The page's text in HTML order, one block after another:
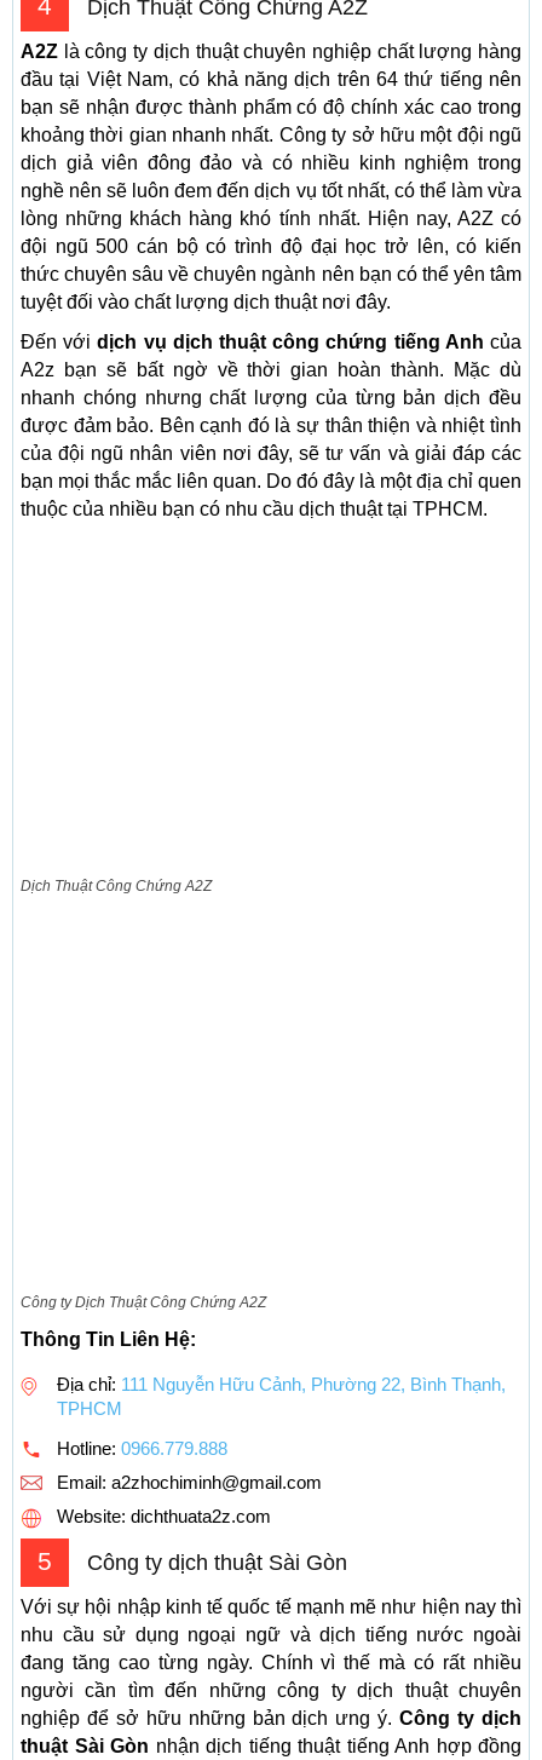
4 Dịch Thuật Công Chứng A2Z
A2Z là công ty dịch thuật chuyên nghiệp chất lượng hàng
đầu tại Việt Nam, có khả năng dịch trên 64 thứ tiếng nên
bạn sẽ nhận được thành phẩm có độ chính xác cao trong
khoảng thời gian nhanh nhất. Công ty sở hữu một đội ngũ
dịch giả viên đông đảo và có nhiều kinh nghiệm trong
nghề nên sẽ luôn đem đến dịch vụ tốt nhất, có thể làm vừa
lòng những khách hàng khó tính nhất. Hiện nay, A2Z có
đội ngũ 500 cán bộ có trình độ đại học trở lên, có kiến
thức chuyên sâu về chuyên ngành nên bạn có thể yên tâm
tuyệt đối vào chất lượng dịch thuật nơi đây.
Đến vớidịch vụ dịch thuật công chứng tiếng Anh của
A2z bạn sẽ bất ngờ về thời gian hoàn thành. Mặc dù
nhanh chóng nhưng chất lượng của từng bản dịch đều
được đảm bảo. Bên cạnh đó là sự thân thiện và nhiệt tình
của đội ngũ nhân viên nơi đây, sẽ tư vấn và giải đáp các
bạn mọi thắc mắc liên quan. Do đó đây là một địa chỉ quen
thuộc của nhiều bạn có nhu cầu dịch thuật tại TPHCM.
Dịch Thuật Công Chứng A2Z
Công ty Dịch Thuật Công Chứng A2Z
Thông Tin Liên Hệ:
Địa chỉ: 111 Nguyễn Hữu Cảnh, Phường 22, Bình Thạnh,
TPHCM
Hotline: 0966.779.888
Email: a2zhochiminh@gmail.com
Website: dichthuata2z.com
5 Công ty dịch thuật Sài Gòn
Với sự hội nhập kinh tế quốc tế mạnh mẽ như hiện nay thì
nhu cầu sử dụng ngoại ngữ và dịch tiếng nước ngoài
đang tăng cao từng ngày. Chính vì thế mà có rất nhiều
người cần tìm đến những công ty dịch thuật chuyên
nghiệp để sở hữu những bản dịch ưng ý.Công ty dịch
thuật Sài Gòn nhận dịch tiếng thuật tiếng Anh hợp đồng